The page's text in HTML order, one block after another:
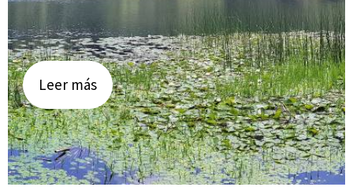
Leer más